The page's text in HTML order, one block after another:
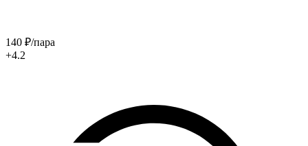
140 ₽/пара
+4.2